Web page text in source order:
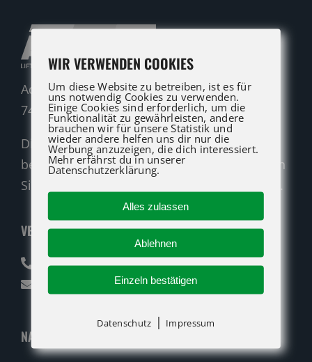
Adolf-Heim-Straße 14
74321 Bietigheim-Bissingen
Die ATG LIFT Profis für Verkauf und Service
beraten Sie gerne. Rufen Sie an oder nutzen
Sie unser Kontaktformular für eine Anfrage.
VERKAUF
07142 94712-30
verkauf@atglift.de
NAVIGATION
WIR VERWENDEN COOKIES
Um diese Website zu betreiben, ist es für
uns notwendig Cookies zu verwenden.
Einige Cookies sind erforderlich, um die
Funktionalität zu gewährleisten, andere
brauchen wir für unsere Statistik und
wieder andere helfen uns dir nur die
Werbung anzuzeigen, die dich interessiert.
Mehr erfährst du in unserer
Datenschutzerklärung.
Alles zulassen
Ablehnen
Einzeln bestätigen
Datenschutz | Impressum